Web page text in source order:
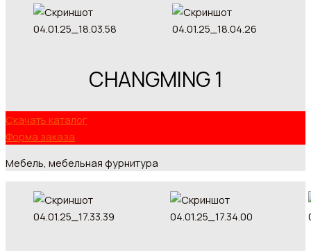
CHANGMING 1
Скачать каталог
Форма заказа
Мебель, мебельная фурнитура